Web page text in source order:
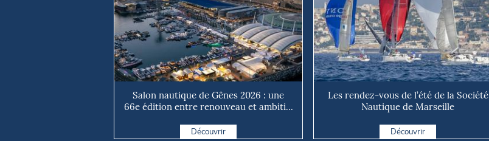
Salon nautique de Gênes 2026 : une
66e édition entre renouveau et ambiti...
Découvrir
Les rendez-vous de l’été de la Société
Nautique de Marseille
Découvrir